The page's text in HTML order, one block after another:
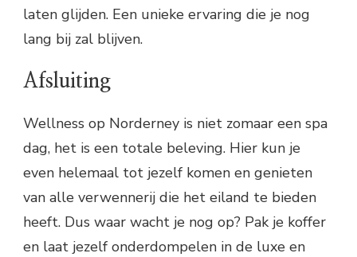
laten glijden. Een unieke ervaring die je nog
lang bij zal blijven.
Afsluiting
Wellness op Norderney is niet zomaar een spa
dag, het is een totale beleving. Hier kun je
even helemaal tot jezelf komen en genieten
van alle verwennerij die het eiland te bieden
heeft. Dus waar wacht je nog op? Pak je koffer
en laat jezelf onderdompelen in de luxe en